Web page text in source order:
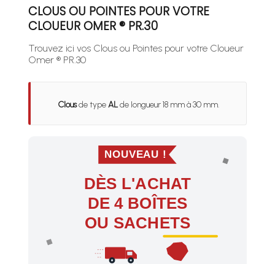
CLOUS OU POINTES POUR VOTRE
CLOUEUR OMER ® PR.30
Trouvez ici vos Clous ou Pointes pour votre Cloueur
Omer ® PR.30
Clousde typeALde longueur 18 mm à 30 mm.
NOUVEAU !
DÈS L'ACHAT
DE 4 BOÎTES
OU SACHETS